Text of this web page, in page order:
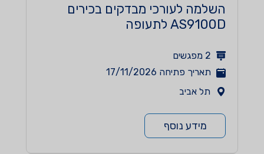
השלמה לעורכי מבדקים בכירים
AS9100D לתעופה
2 מפגשים
תאריך פתיחה 17/11/2026
תל אביב
מידע נוסף